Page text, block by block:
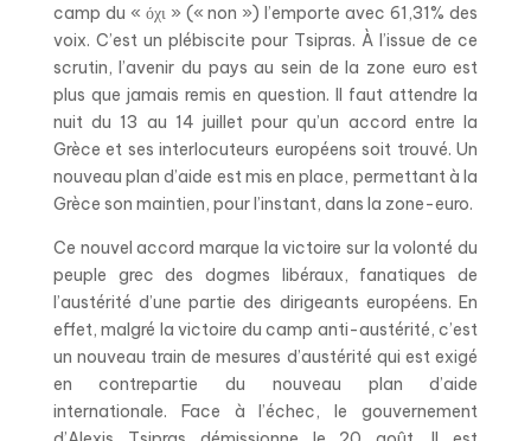
camp du « όχι » (« non ») l’emporte avec 61,31% des
voix. C’est un plébiscite pour Tsipras. À l’issue de ce
scrutin, l’avenir du pays au sein de la zone euro est
plus que jamais remis en question. Il faut attendre la
nuit du 13 au 14 juillet pour qu’un accord entre la
Grèce et ses interlocuteurs européens soit trouvé. Un
nouveau plan d’aide est mis en place, permettant à la
Grèce son maintien, pour l’instant, dans la zone-euro.
Ce nouvel accord marque la victoire sur la volonté du
peuple grec des dogmes libéraux, fanatiques de
l’austérité d’une partie des dirigeants européens. En
effet, malgré la victoire du camp anti-austérité, c’est
un nouveau train de mesures d’austérité qui est exigé
en contrepartie du nouveau plan d’aide
internationale. Face à l’échec, le gouvernement